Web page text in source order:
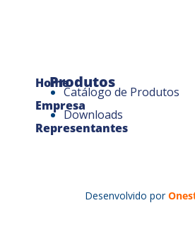
Home
Empresa
Representantes
Produtos
Catálogo de Produtos
Downloads
Desenvolvido por